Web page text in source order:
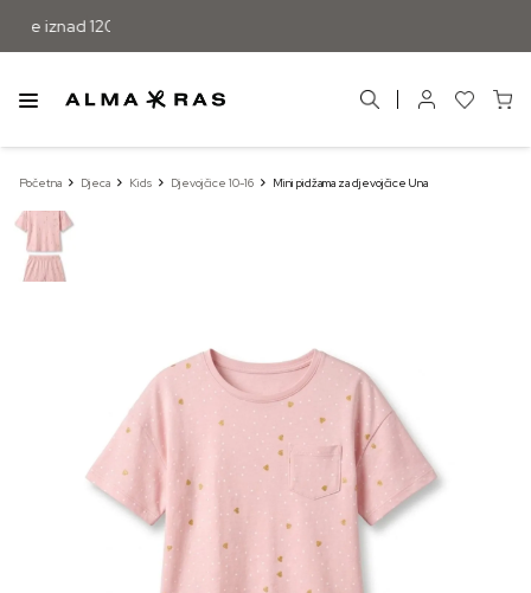
iznad 120 KM
Početna Djeca Kids Djevojčice 10-16 Mini pidžama za djevojčice Una